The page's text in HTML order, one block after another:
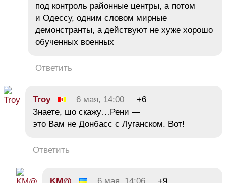
под контроль районные центры, а потом
и Одессу, одним словом мирные
демонстранты, а действуют не хуже хорошо
обученных военных
Ответить
Troy 6 мая, 14:00
+6
Знаете, шо скажу…Рени —
это Вам не Донбасс с Луганском. Вот!
Ответить
KM@ 6 мая, 14:06
+9